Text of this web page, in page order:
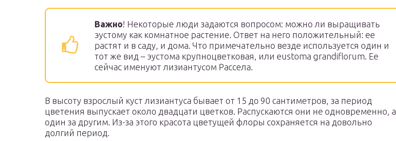
Важно! Некоторые люди задаются вопросом: можно ли выращивать
эустому как комнатное растение. Ответ на него положительный: ее
растят и в саду, и дома. Что примечательно везде используется один и
тот же вид – эустома крупноцветковая, или eustoma grandiflorum. Ее
сейчас именуют лизиантусом Рассела.
В высоту взрослый куст лизиантуса бывает от 15 до 90 сантиметров, за период
цветения выпускает около двадцати цветков. Распускаются они не одновременно, а
один за другим. Из-за этого красота цветущей флоры сохраняется на довольно
долгий период.